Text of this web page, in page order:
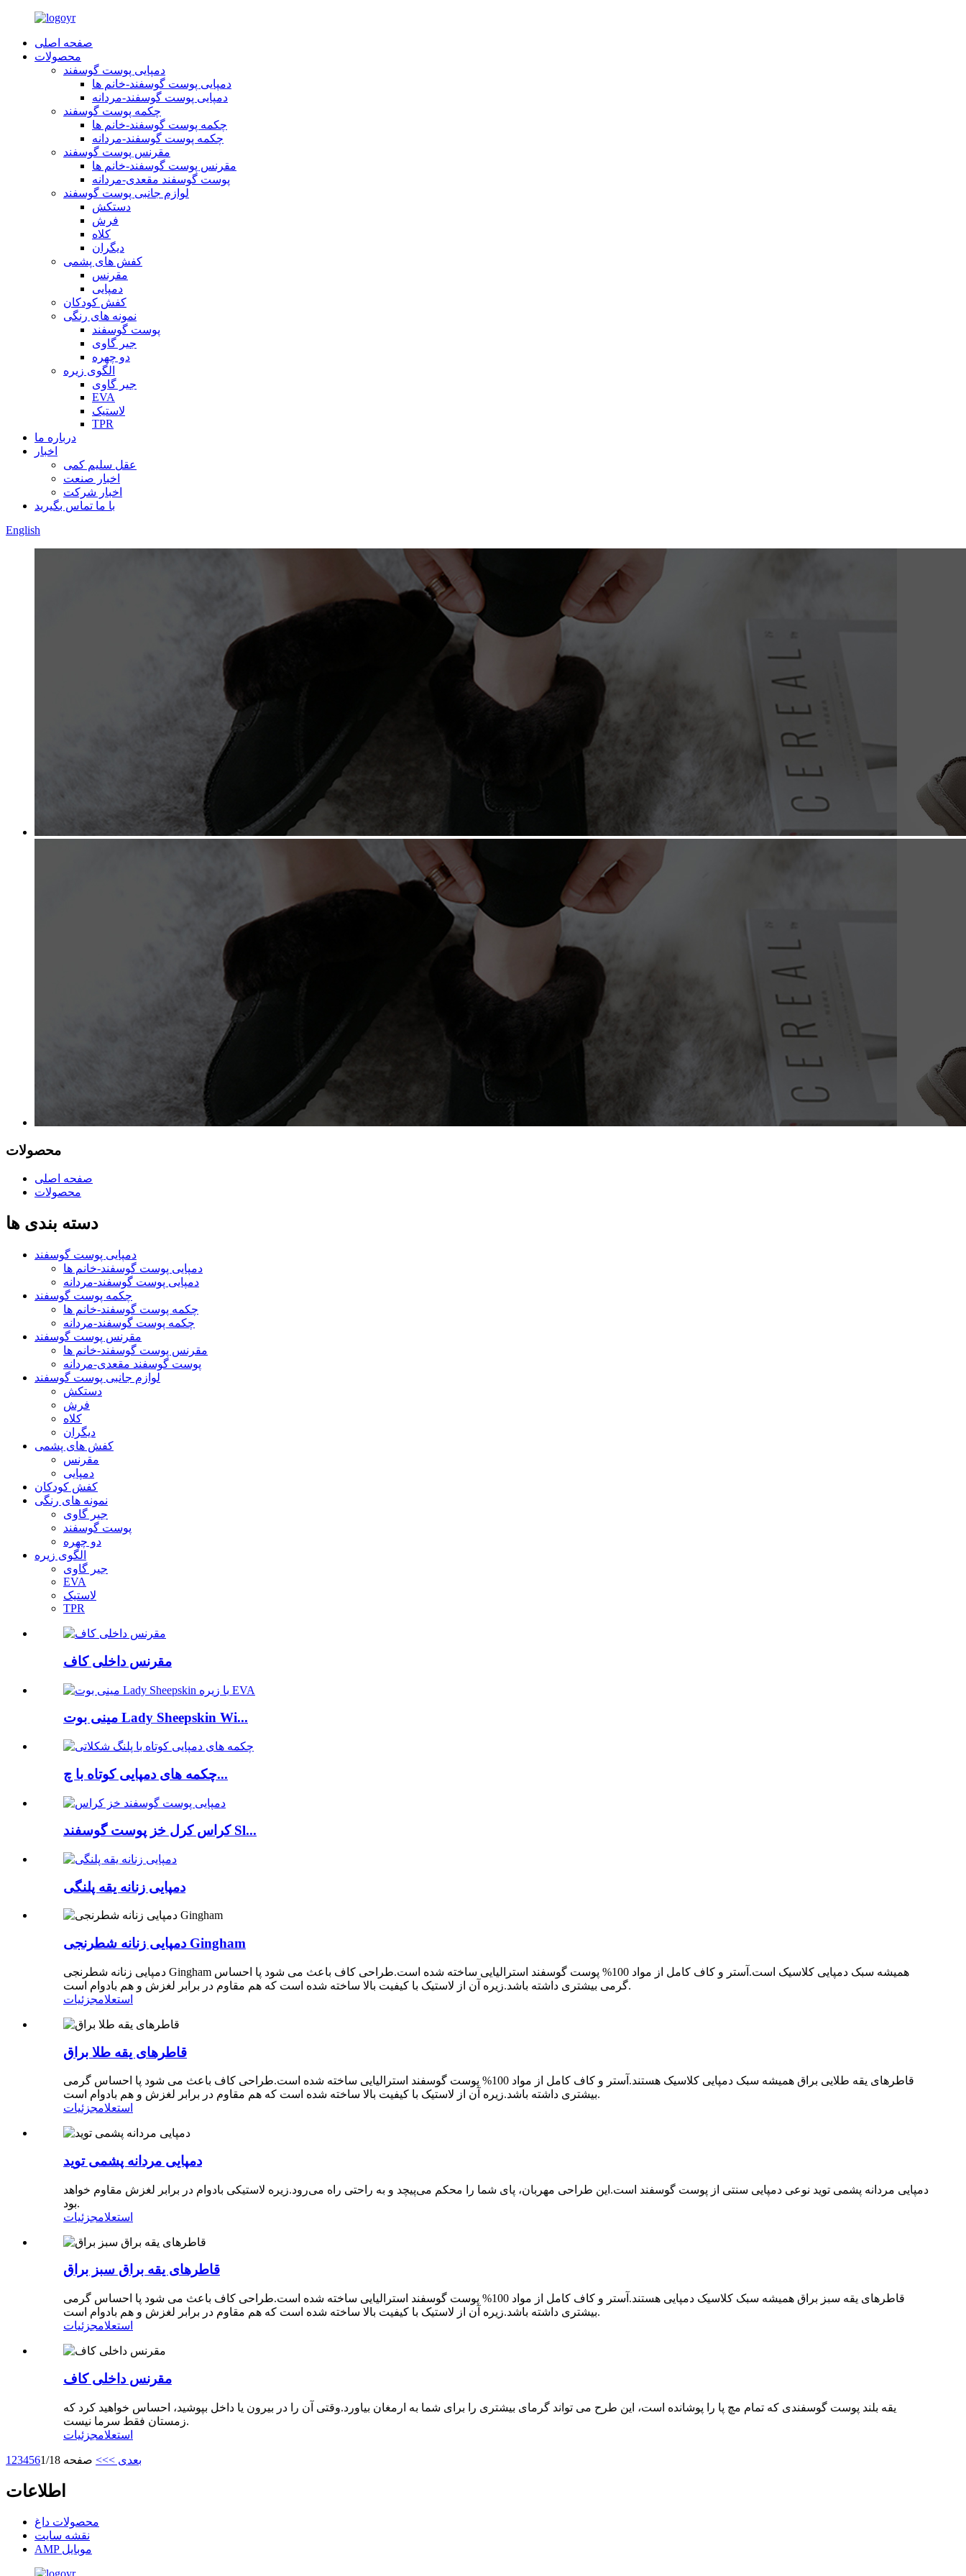
صفحه اصلی
محصولات
دمپایی پوست گوسفند
دمپایی پوست گوسفند-خانم ها
دمپایی پوست گوسفند-مردانه
چکمه پوست گوسفند
چکمه پوست گوسفند-خانم ها
چکمه پوست گوسفند-مردانه
مقرنس پوست گوسفند
مقرنس پوست گوسفند-خانم ها
پوست گوسفند مقعدی-مردانه
لوازم جانبی پوست گوسفند
دستکش
فرش
کلاه
دیگران
کفش های پشمی
مقرنس
دمپایی
کفش کودکان
نمونه های رنگی
پوست گوسفند
جیر گاوی
دو چهره
الگوی زیره
جیر گاوی
EVA
لاستیک
TPR
درباره ما
اخبار
عقل سلیم کمی
اخبار صنعت
اخبار شرکت
با ما تماس بگیرید
English
محصولات
صفحه اصلی
محصولات
دسته بندی ها
دمپایی پوست گوسفند
دمپایی پوست گوسفند-خانم ها
دمپایی پوست گوسفند-مردانه
چکمه پوست گوسفند
چکمه پوست گوسفند-خانم ها
چکمه پوست گوسفند-مردانه
مقرنس پوست گوسفند
مقرنس پوست گوسفند-خانم ها
پوست گوسفند مقعدی-مردانه
لوازم جانبی پوست گوسفند
دستکش
فرش
کلاه
دیگران
کفش های پشمی
مقرنس
دمپایی
کفش کودکان
نمونه های رنگی
جیر گاوی
پوست گوسفند
دو چهره
الگوی زیره
جیر گاوی
EVA
لاستیک
TPR
مقرنس داخلی کاف
مینی بوت Lady Sheepskin Wi...
چکمه های دمپایی کوتاه با چ...
کراس کرل خز پوست گوسفند Sl...
دمپایی زنانه یقه پلنگی
دمپایی زنانه شطرنجی Gingham
دمپایی زنانه شطرنجی Gingham همیشه سبک دمپایی کلاسیک است.آستر و کاف کامل از مواد 100% پوست گوسفند استرالیایی ساخته شده است.طراحی کاف باعث می شود پا احساس
گرمی بیشتری داشته باشد.زیره آن از لاستیک با کیفیت بالا ساخته شده است که هم مقاوم در برابر لغزش و هم بادوام است.
استعلامجزئیات
قاطرهای یقه طلا براق
قاطرهای یقه طلایی براق همیشه سبک دمپایی کلاسیک هستند.آستر و کاف کامل از مواد 100% پوست گوسفند استرالیایی ساخته شده است.طراحی کاف باعث می شود پا احساس گرمی
بیشتری داشته باشد.زیره آن از لاستیک با کیفیت بالا ساخته شده است که هم مقاوم در برابر لغزش و هم بادوام است.
استعلامجزئیات
دمپایی مردانه پشمی توید
دمپایی مردانه پشمی توید نوعی دمپایی سنتی از پوست گوسفند است.این طراحی مهربان، پای شما را محکم می‌پیچد و به راحتی راه می‌رود.زیره لاستیکی بادوام در برابر لغزش مقاوم خواهد
بود.
استعلامجزئیات
قاطرهای یقه براق سبز براق
قاطرهای یقه سبز براق همیشه سبک کلاسیک دمپایی هستند.آستر و کاف کامل از مواد 100% پوست گوسفند استرالیایی ساخته شده است.طراحی کاف باعث می شود پا احساس گرمی
بیشتری داشته باشد.زیره آن از لاستیک با کیفیت بالا ساخته شده است که هم مقاوم در برابر لغزش و هم بادوام است.
استعلامجزئیات
مقرنس داخلی کاف
یقه بلند پوست گوسفندی که تمام مچ پا را پوشانده است، این طرح می تواند گرمای بیشتری را برای شما به ارمغان بیاورد.وقتی آن را در بیرون یا داخل بپوشید، احساس خواهید کرد که
زمستان فقط سرما نیست.
استعلامجزئیات
1 23456 بعدی >>> صفحه 1/18
اطلاعات
محصولات داغ
نقشه سایت
AMP موبایل